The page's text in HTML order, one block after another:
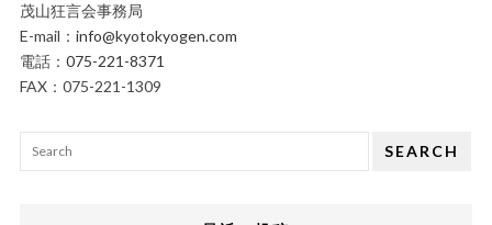
茂山狂言会事務局
E-mail： info@kyotokyogen.com
電話： 075-221-8371
FAX：075-221-1309
SEARCH